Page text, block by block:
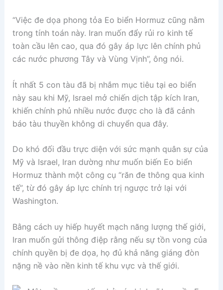
“Việc đe dọa phong tỏa Eo biển Hormuz cũng nằm
trong tính toán này. Iran muốn đẩy rủi ro kinh tế
toàn cầu lên cao, qua đó gây áp lực lên chính phủ
các nước phương Tây và Vùng Vịnh”, ông nói.
Ít nhất 5 con tàu đã bị nhắm mục tiêu tại eo biển
này sau khi Mỹ, Israel mở chiến dịch tập kích Iran,
khiến chính phủ nhiều nước được cho là đã cảnh
báo tàu thuyền không di chuyển qua đây.
Do khó đối đầu trực diện với sức mạnh quân sự của
Mỹ và Israel, Iran dường như muốn biến Eo biển
Hormuz thành một công cụ “răn đe thông qua kinh
tế”, từ đó gây áp lực chính trị ngược trở lại với
Washington.
Bằng cách uy hiếp huyết mạch năng lượng thế giới,
Iran muốn gửi thông điệp rằng nếu sự tồn vong của
chính quyền bị đe dọa, họ đủ khả năng giáng đòn
nặng nề vào nền kinh tế khu vực và thế giới.